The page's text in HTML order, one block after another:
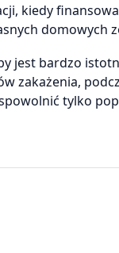
kiedy
jest bardzo
zakażenia,
tylko